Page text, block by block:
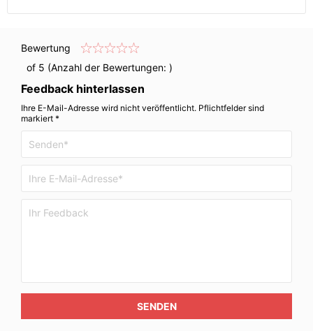
Bewertung
of 5 (Anzahl der Bewertungen: )
Feedback hinterlassen
Ihre E-Mail-Adresse wird nicht veröffentlicht. Pflichtfelder sind
markiert *
SENDEN